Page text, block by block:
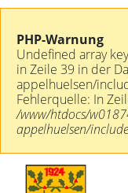
PHP-Warnung
Undefined array key
in Zeile 39 in der
appelhuelsen/
Fehlerquelle: In
/www/htdocs/
appelhuelsen/